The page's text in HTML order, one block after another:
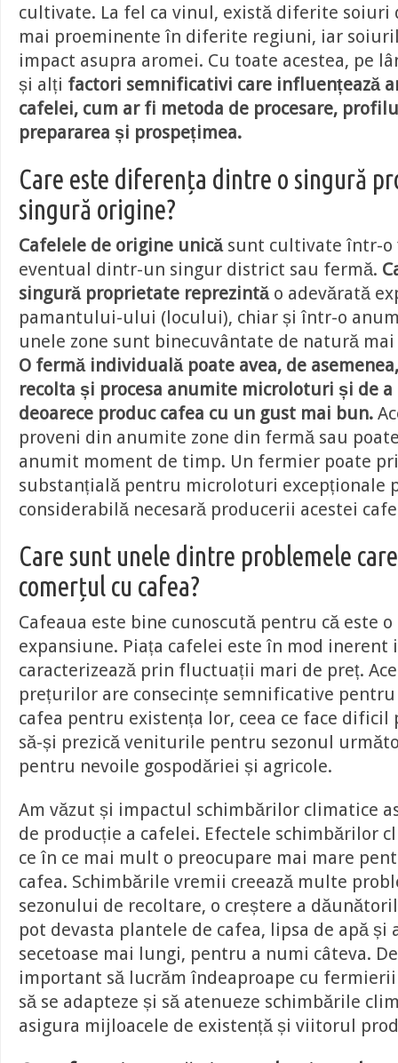
cultivate. La fel ca vinul, există diferite soiuri
mai proeminente în diferite regiuni, iar
impact asupra aromei. Cu toate acestea, pe
și alți factori semnificativi care influențează
cafelei, cum ar fi metoda de procesare,
prepararea și prospețimea.
Care este diferența dintre o singură
singură origine?
Cafelele de origine unicăsunt cultivate într-o
eventual dintr-un singur district sau fermă.
singură proprietate reprezintăo adevărată
pamantului-ului (locului), chiar și într-o
unele zone sunt binecuvântate de natură
O fermă individuală poate avea, de
recolta și procesa anumite microloturi și de a
deoarece produc cafea cu un gust mai bun.
proveni din anumite zone din fermă sau
anumit moment de timp. Un fermier poate
substanțială pentru microloturi excepționale
considerabilă necesară producerii acestei
Care sunt unele dintre problemele
comerțul cu cafea?
Cafeaua este bine cunoscută pentru că este
expansiune. Piața cafelei este în mod inerent
caracterizează prin fluctuații mari de preț.
prețurilor are consecințe semnificative
cafea pentru existența lor, ceea ce face
să-și prezică veniturile pentru sezonul
pentru nevoile gospodăriei și agricole.
Am văzut și impactul schimbărilor climatice
de producție a cafelei. Efectele schimbărilor
ce în ce mai mult o preocupare mai mare
cafea. Schimbările vremii creează multe
sezonului de recoltare, o creștere a
pot devasta plantele de cafea, lipsa de apă
secetoase mai lungi, pentru a numi câteva.
important să lucrăm îndeaproape cu
să se adapteze și să atenueze schimbările
asigura mijloacele de existență și viitorul